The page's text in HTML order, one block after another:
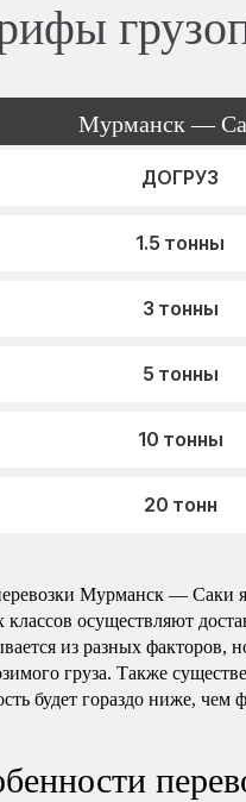
Мурманск —
ДОГРУЗ
1.5 тонны
3 тонны
5 тонны
10 тонны
20 тонн
Мурманск — Саки
классов осуществляют
из разных факторов,
груза. Также
будет гораздо ниже, чем